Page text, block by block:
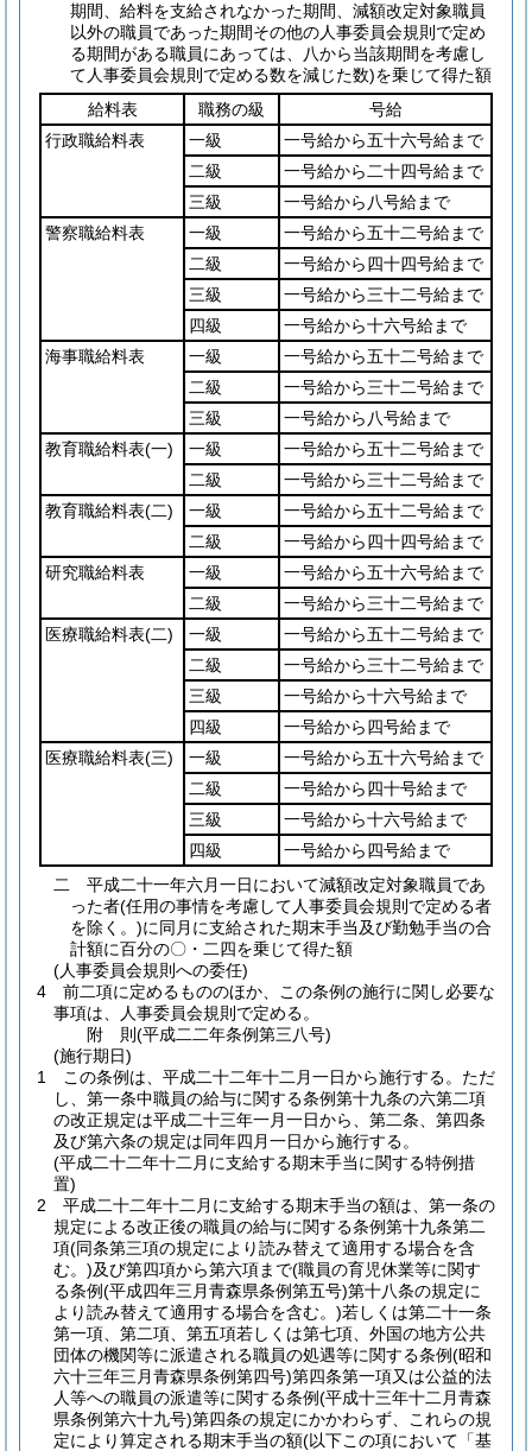
期間、給料を支給されなかった期間、減額改定対象職員
以外の職員であった期間その他の人事委員会規則で定め
る期間がある職員にあっては、八から当該期間を考慮し
て人事委員会規則で定める数を減じた数)を乗じて得た額
給料表
職務の級
号給
行政職給料表
一級
一号給から五十六号給まで
二級
一号給から二十四号給まで
三級
一号給から八号給まで
警察職給料表
一級
一号給から五十二号給まで
二級
一号給から四十四号給まで
三級
一号給から三十二号給まで
四級
一号給から十六号給まで
海事職給料表
一級
一号給から五十二号給まで
二級
一号給から三十二号給まで
三級
一号給から八号給まで
教育職給料表(一) 一級
一号給から五十二号給まで
二級
一号給から三十二号給まで
教育職給料表(二) 一級
一号給から五十二号給まで
二級
一号給から四十四号給まで
研究職給料表
一級
一号給から五十六号給まで
二級
一号給から三十二号給まで
医療職給料表(二) 一級
一号給から五十二号給まで
二級
一号給から三十二号給まで
三級
一号給から十六号給まで
四級
一号給から四号給まで
医療職給料表(三) 一級
一号給から五十六号給まで
二級
一号給から四十号給まで
三級
一号給から十六号給まで
四級
一号給から四号給まで
二
平成二十一年六月一日において減額改定対象職員であ
った者(任用の事情を考慮して人事委員会規則で定める者
を除く。)に同月に支給された期末手当及び勤勉手当の合
計額に百分の〇・二四を乗じて得た額
(人事委員会規則への委任)
4
前二項に定めるもののほか、この条例の施行に関し必要な
事項は、人事委員会規則で定める。
附 則(平成二二年条例第三八号)
(施行期日)
1
この条例は、平成二十二年十二月一日から施行する。 ただ
し、第一条中職員の給与に関する条例第十九条の六第二項
の改正規定は平成二十三年一月一日から、第二条、第四条
及び第六条の規定は同年四月一日から施行する。
(平成二十二年十二月に支給する期末手当に関する特例措
置)
2
平成二十二年十二月に支給する期末手当の額は、第一条の
規定による改正後の職員の給与に関する条例第十九条第二
項(同条第三項の規定により読み替えて適用する場合を含
む。)及び第四項から第六項まで(職員の育児休業等に関す
る条例(平成四年三月青森県条例第五号)第十八条の規定に
より読み替えて適用する場合を含む。)若しくは第二十一条
第一項、第二項、第五項若しくは第七項、外国の地方公共
団体の機関等に派遣される職員の処遇等に関する条例(昭和
六十三年三月青森県条例第四号)第四条第一項又は公益的法
人等への職員の派遣等に関する条例(平成十三年十二月青森
県条例第六十九号)第四条の規定にかかわらず、これらの規
定により算定される期末手当の額(以下この項において「基